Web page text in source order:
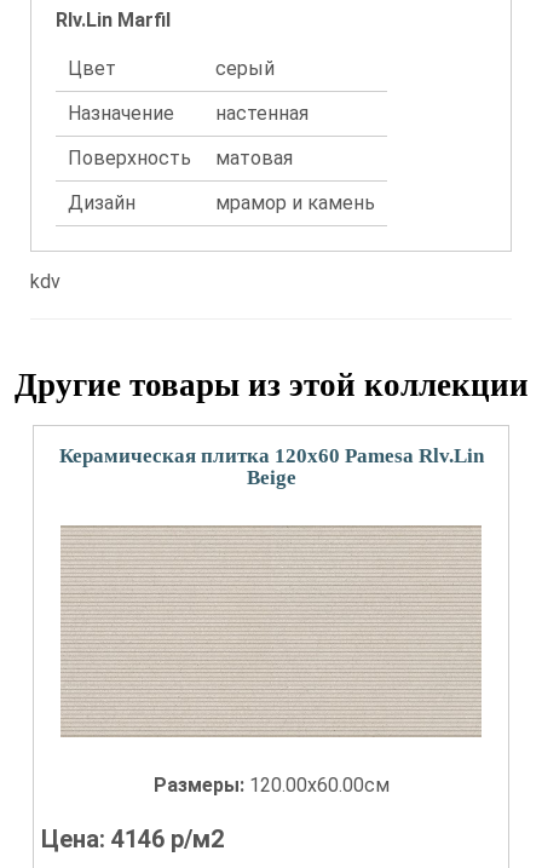
Rlv.Lin Marfil
Цвет
серый
Назначение
настенная
Поверхность
матовая
Дизайн
мрамор и камень
kdv
Другие товары из этой коллекции
Керамическая плитка 120x60 Pamesa Rlv.Lin
Beige
Размеры: 120.00x60.00см
Цена:4146 р/м2